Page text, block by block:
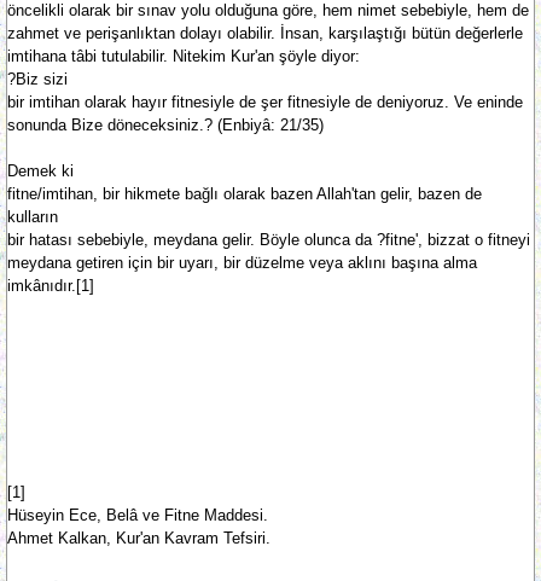
öncelikli olarak bir sınav yolu olduğuna göre, hem nimet sebebiyle, hem de
zahmet ve perişanlıktan dolayı olabilir. İnsan, karşılaştığı bütün değerlerle
imtihana tâbi tutulabilir. Nitekim Kur'an şöyle diyor:
?Biz sizi
bir imtihan olarak hayır fitnesiyle de şer fitnesiyle de deniyoruz. Ve eninde
sonunda Bize döneceksiniz.? (Enbiyâ: 21/35)
Demek ki
fitne/imtihan, bir hikmete bağlı olarak bazen Allah'tan gelir, bazen de
kulların
bir hatası sebebiyle, meydana gelir. Böyle olunca da ?fitne', bizzat o fitneyi
meydana getiren için bir uyarı, bir düzelme veya aklını başına alma
imkânıdır.[1]
[1]
Hüseyin Ece, Belâ ve Fitne Maddesi.
Ahmet Kalkan, Kur'an Kavram Tefsiri.